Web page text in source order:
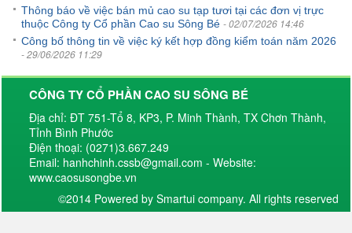
Thông báo về việc bán mủ cao su tạp tươi tại các đơn vị trực
thuộc Công ty Cổ phần Cao su Sông Bé - 02/07/2026 14:46
Công bố thông tin về việc ký kết hợp đồng kiểm toán năm 2026
- 29/06/2026 11:29
CÔNG TY CỔ PHẦN CAO SU SÔNG BÉ
Địa chỉ: ĐT 751-Tổ 8, KP3, P. Minh Thành, TX Chơn Thành,
Tỉnh Bình Phước
Điện thoại: (0271)3.667.249
Email: hanhchinh.cssb@gmail.com - Website:
www.caosusongbe.vn
©2014 Powered by Smartui company. All rights reserved